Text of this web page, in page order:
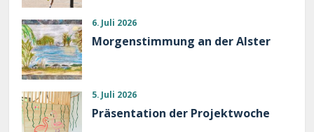
6. Juli 2026
Morgenstimmung an der Alster
5. Juli 2026
Präsentation der Projektwoche